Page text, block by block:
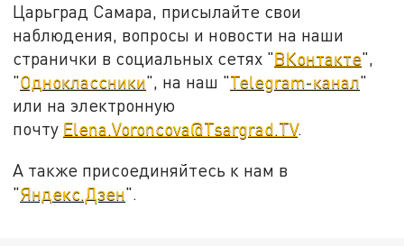
Царьград Самара, присылайте свои
наблюдения, вопросы и новости на наши
странички в социальных сетях "ВКонтакте",
"Одноклассники", на наш "Telegram-канал"
или на электронную
почту Elena.Voroncova@Tsargrad.TV.
А также присоединяйтесь к нам в
"Яндекс.Дзен".